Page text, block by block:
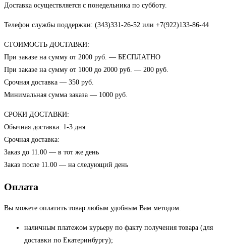
Доставка осуществляется с понедельника по субботу.
Телефон службы поддержки: (343)331-26-52 или +7(922)133-86-44
СТОИМОСТЬ ДОСТАВКИ:
При заказе на сумму от 2000 руб. — БЕСПЛАТНО
При заказе на сумму от 1000 до 2000 руб. — 200 руб.
Срочная доставка — 350 руб.
Минимальная сумма заказа — 1000 руб.
СРОКИ ДОСТАВКИ:
Обычная доставка: 1-3 дня
Срочная доставка:
Заказ до 11.00 — в тот же день
Заказ после 11.00 — на следующий день
Оплата
Вы можете оплатить товар любым удобным Вам методом:
наличным платежом курьеру по факту получения товара (для
доставки по Екатеринбургу);